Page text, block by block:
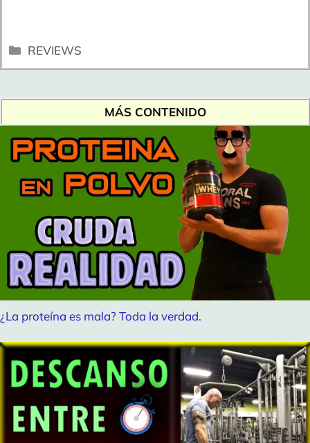
Categorías
REVIEWS
MÁS CONTENIDO
¿La proteína es mala? Toda la verdad.